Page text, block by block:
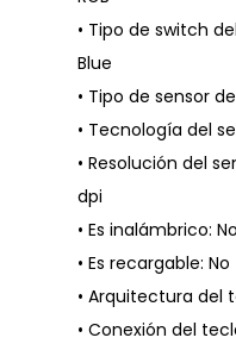
• Tipo de switch
Blue
• Tipo de sensor
• Tecnología del
• Resolución del
dpi
• Es inalámbrico: No
• Es recargable: No
• Arquitectura del
• Conexión del